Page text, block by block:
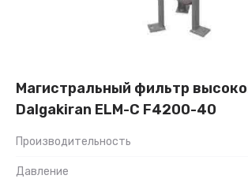
Магистральный фильтр
Dalgakiran ELM-C F4200-40
Производительность
Давление